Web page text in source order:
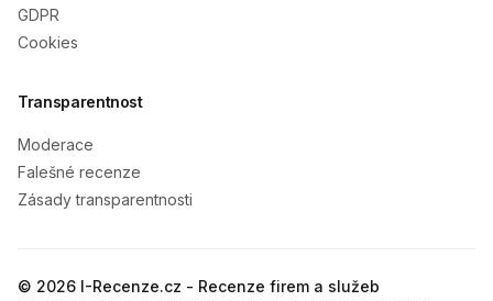
GDPR
Cookies
Transparentnost
Moderace
Falešné recenze
Zásady transparentnosti
© 2026 I-Recenze.cz - Recenze firem a služeb